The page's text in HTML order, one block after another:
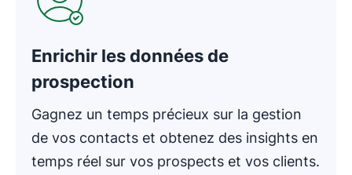
Enrichir les données de
prospection
Gagnez un temps précieux sur la gestion
de vos contacts et obtenez des insights en
temps réel sur vos prospects et vos clients.